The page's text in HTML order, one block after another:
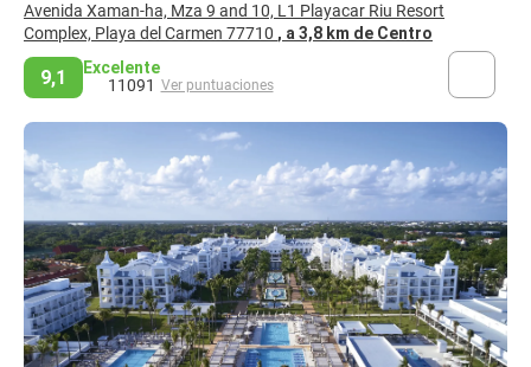
Avenida Xaman-ha, Mza 9 and 10, L1 Playacar Riu Resort
Complex, Playa del Carmen 77710 , a 3,8 km de Centro
9,1
Excelente
11091 Ver puntuaciones